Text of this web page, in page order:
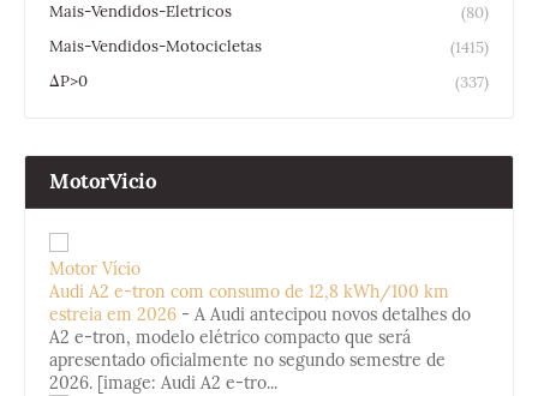
Mais-Vendidos-Eletricos
(80)
Mais-Vendidos-Motocicletas
(1415)
ΔP>0
(337)
MotorVicio
Motor Vício
Audi A2 e-tron com consumo de 12,8 kWh/100 km
estreia em 2026 - A Audi antecipou novos detalhes do
A2 e-tron, modelo elétrico compacto que será
apresentado oficialmente no segundo semestre de
2026. [image: Audi A2 e-tro...